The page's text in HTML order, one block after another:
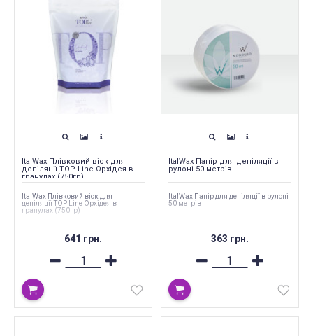
ItalWax Плівковий віск для
депіляції TOP Line Орхідея в
гранулах (750гр)
ItalWax Плівковий віск для
депіляції TOP Line Орхідея в
гранулах (750гр)
641 грн.
ItalWax Папір для депіляції в
рулоні 50 метрів
ItalWax Папір для депіляції в рулоні
50 метрів
363 грн.